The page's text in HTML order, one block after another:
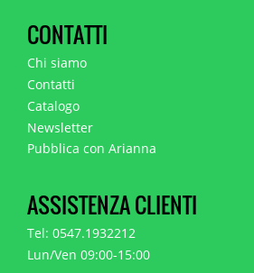
CONTATTI
Chi siamo
Contatti
Catalogo
Newsletter
Pubblica con Arianna
ASSISTENZA CLIENTI
Tel: 0547.1932212
Lun/Ven 09:00-15:00